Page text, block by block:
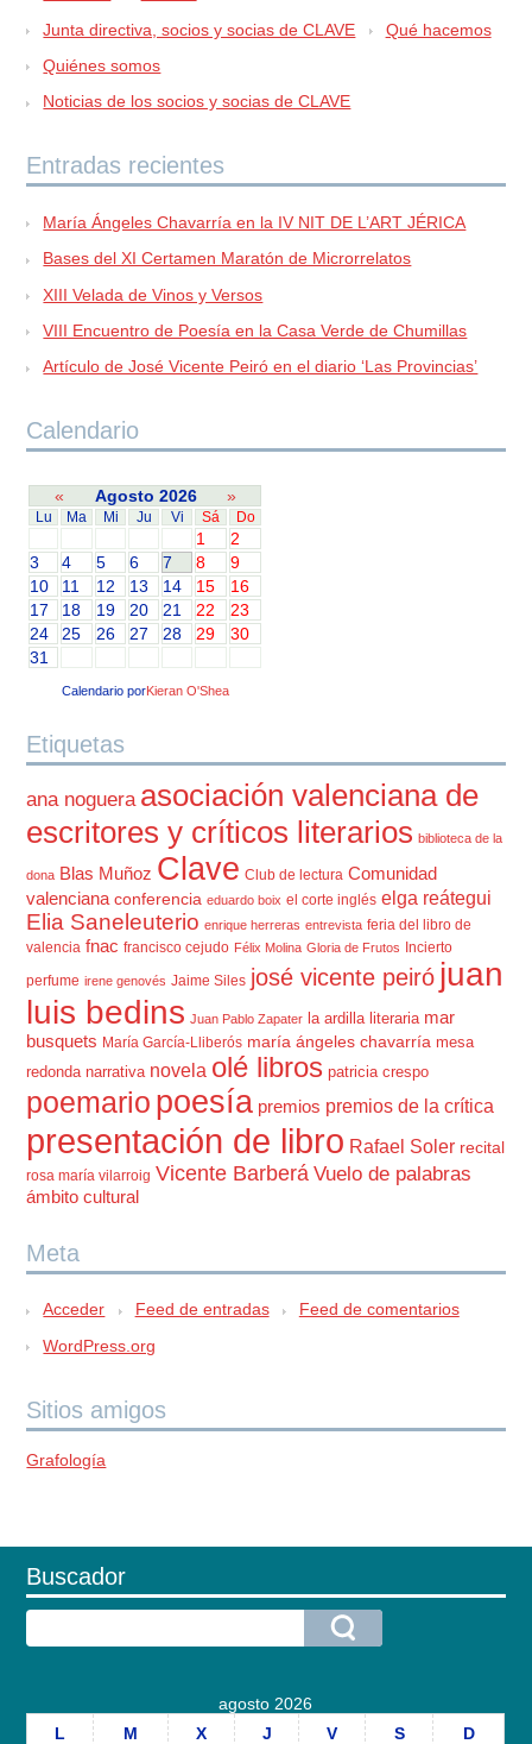
Junta directiva, socios y socias de CLAVE
Qué hacemos
Quiénes somos
Noticias de los socios y socias de CLAVE
Entradas recientes
María Ángeles Chavarría en la IV NIT DE L’ART JÉRICA
Bases del XI Certamen Maratón de Microrrelatos
XIII Velada de Vinos y Versos
VIII Encuentro de Poesía en la Casa Verde de Chumillas
Artículo de José Vicente Peiró en el diario ‘Las Provincias’
Calendario
« Agosto 2026 »
Lu Ma Mi Ju Vi Sá Do
1
2
3
4 5 6 7 8
9
10
11 12 13 14 15
16
17
18 19 20 21 22
23
24
25 26 27 28 29
30
31
Calendario porKieran O'Shea
Etiquetas
ana noguera asociación valenciana de
escritores y críticos literarios biblioteca de la
dona Blas Muñoz Clave Club de lectura Comunidad
valenciana conferencia eduardo boix el corte inglés elga reátegui
Elia Saneleuterio enrique herreras entrevista feria del libro de
valencia fnac francisco cejudo Félix Molina Gloria de Frutos
Incierto
perfume irene genovés Jaime Siles josé vicente peiró juan
luis bedins Juan Pablo Zapater la ardilla literaria mar
busquets María García-Lliberós maría ángeles chavarría mesa
redonda narrativa novela olé libros patricia crespo
poemario poesía premios premios de la crítica
presentación de libro Rafael Soler recital
rosa maría vilarroig Vicente Barberá Vuelo de palabras
ámbito cultural
Meta
Acceder Feed de entradas
Feed de comentarios
WordPress.org
Sitios amigos
Grafología
Buscador
agosto 2026
L
M X J V S D